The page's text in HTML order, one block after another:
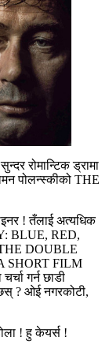
रोमान्टिक ड्रामा
पोलन्स्कीको THE
! तँलाई अत्यधिक
BLUE, RED,
DOUBLE
SHORT FILM
गर्न छाडी
? ओई नगरकोटी,
! हु केयर्स !